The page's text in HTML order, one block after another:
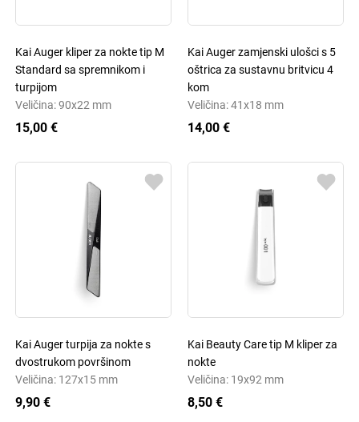
Kai Auger kliper za nokte tip M
Standard sa spremnikom i
turpijom
Veličina: 90x22 mm
15,00 €
Kai Auger zamjenski ulošci s 5
oštrica za sustavnu britvicu 4
kom
Veličina: 41x18 mm
14,00 €
Kai Auger turpija za nokte s
dvostrukom površinom
Veličina: 127x15 mm
9,90 €
Kai Beauty Care tip M kliper za
nokte
Veličina: 19x92 mm
8,50 €